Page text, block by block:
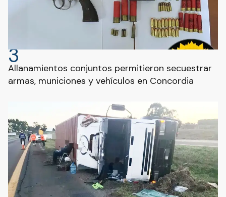
3
Allanamientos conjuntos permitieron secuestrar
armas, municiones y vehículos en Concordia